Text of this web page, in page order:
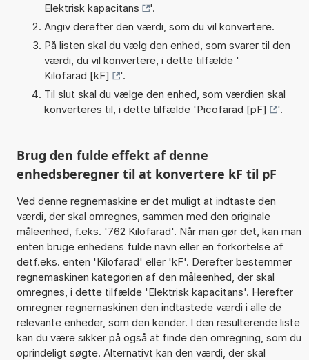
Elektrisk kapacitans
'.
Angiv derefter den værdi, som du vil konvertere.
På listen skal du vælg den enhed, som svarer til den
værdi, du vil konvertere, i dette tilfælde '
Kilofarad [kF]
'.
Til slut skal du vælge den enhed, som værdien skal
konverteres til, i dette tilfælde 'Picofarad [pF] '.
Brug den fulde effekt af denne
enhedsberegner til at konvertere kF til pF
Ved denne regnemaskine er det muligt at indtaste den
værdi, der skal omregnes, sammen med den originale
måleenhed, f.eks. '762 Kilofarad'. Når man gør det, kan man
enten bruge enhedens fulde navn eller en forkortelse af
detf.eks. enten 'Kilofarad' eller 'kF'. Derefter bestemmer
regnemaskinen kategorien af den måleenhed, der skal
omregnes, i dette tilfælde 'Elektrisk kapacitans'. Herefter
omregner regnemaskinen den indtastede værdi i alle de
relevante enheder, som den kender. I den resulterende liste
kan du være sikker på også at finde den omregning, som du
oprindeligt søgte. Alternativt kan den værdi, der skal